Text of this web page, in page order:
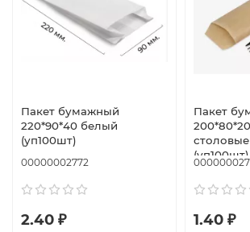
Пакет бумажный
220*90*40 белый
(уп100шт)
00000002772
2.40 ₽
Пакет
(уп100шт)
1.40 ₽